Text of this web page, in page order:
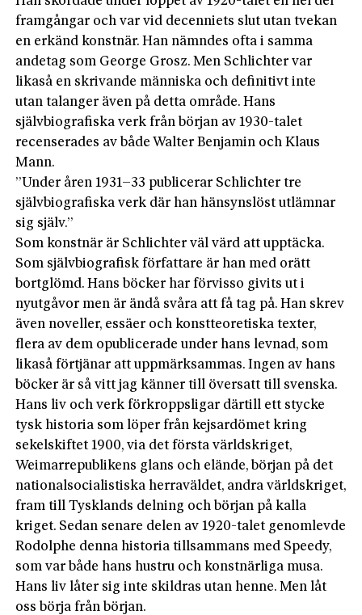
framgångar och var vid decenniets slut utan tvekan
en erkänd konstnär. Han nämndes ofta i samma
andetag som George Grosz. Men Schlichter var
likaså en skrivande människa och definitivt inte
utan talanger även på detta område. Hans
självbiografiska verk från början av 1930-talet
recenserades av både Walter Benjamin och Klaus
Mann.
”Under åren 1931–33 publicerar Schlichter tre
självbiografiska verk där han hänsynslöst utlämnar
sig själv.”
Som konstnär är Schlichter väl värd att upptäcka.
Som självbiografisk författare är han med orätt
bortglömd. Hans böcker har förvisso givits ut i
nyutgåvor men är ändå svåra att få tag på. Han skrev
även noveller, essäer och konstteoretiska texter,
flera av dem opublicerade under hans levnad, som
likaså förtjänar att uppmärksammas. Ingen av hans
böcker är så vitt jag känner till översatt till svenska.
Hans liv och verk förkroppsligar därtill ett stycke
tysk hi­storia som löper från kejsardömet kring
sekelskiftet 1900, via det första världskriget,
Weimarrepublikens glans och elände, början på det
nationalsocialistiska herraväldet, andra världskriget,
fram till Tysklands delning och början på kalla
kriget. Sedan senare delen av 1920-talet genomlevde
Rodolphe denna historia tillsammans med Speedy,
som var både hans hustru och konstnärliga musa.
Hans liv låter sig inte skildras utan henne. Men låt
oss börja från början.